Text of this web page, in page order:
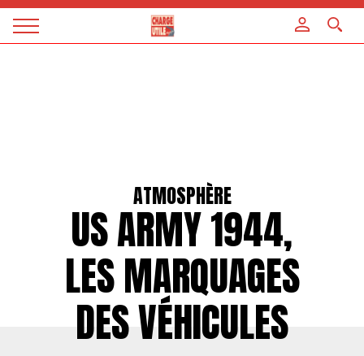
Magazine
ATMOSPHÈRE
US ARMY 1944,
LES MARQUAGES
DES VÉHICULES
Panneau de gestion des cookies